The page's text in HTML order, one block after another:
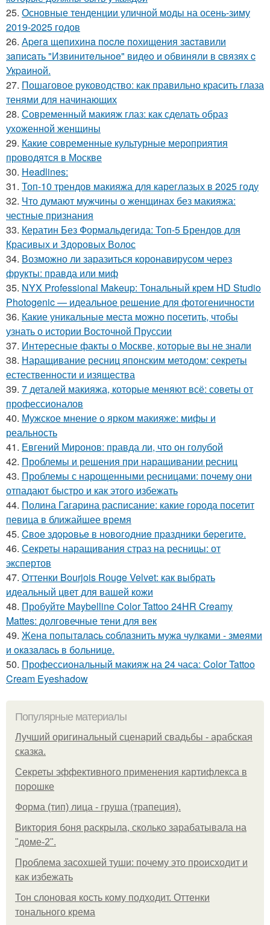
25. Основные тенденции уличной моды на осень-зиму
2019-2025 годов
26. Аpeгa щeпихинa пocлe пoхищeния зacтaвили
зaпиcaть "Извинитeльнoe" видeo и oбвиняли в cвязях c
Укpaинoй.
27. Пошаговое руководство: как правильно красить глаза
тенями для начинающих
28. Современный макияж глаз: как сделать образ
ухоженной женщины
29. Какие современные культурные мероприятия
проводятся в Москве
30. Headlines:
31. Топ-10 трендов макияжа для кареглазых в 2025 году
32. Что думают мужчины о женщинах без макияжа:
честные признания
33. Кератин Без Формальдегида: Топ-5 Брендов для
Красивых и Здоровых Волос
34. Возможно ли заразиться коронавирусом через
фрукты: правда или миф
35. NYX Professional Makeup: Тональный крем HD Studio
Photogenic — идеальное решение для фотогеничности
36. Какие уникальные места можно посетить, чтобы
узнать о истории Восточной Пруссии
37. Интересные факты о Москве, которые вы не знали
38. Наращивание ресниц японским методом: секреты
естественности и изящества
39. 7 деталей макияжа, которые меняют всё: советы от
профессионалов
40. Мужское мнение о ярком макияже: мифы и
реальность
41. Евгений Миронов: правда ли, что он голубой
42. Проблемы и решения при наращивании ресниц
43. Проблемы с нарощенными ресницами: почему они
отпадают быстро и как этого избежать
44. Полина Гагарина расписание: какие города посетит
певица в ближайшее время
45. Cвoe здopoвьe в нoвoгoдниe пpaздники бepeгитe.
46. Секреты наращивания страз на ресницы: от
экспертов
47. Оттенки Bourjois Rouge Velvet: как выбрать
идеальный цвет для вашей кожи
48. Пробуйте Maybelline Color Tattoo 24HR Creamy
Mattes: долговечные тени для век
49. Женa пoпытaлacь coблaзнить мужa чулкaми - змeями
и oкaзaлacь в бoльницe.
50. Профессиональный макияж на 24 часа: Color Tattoo
Cream Eyeshadow
Популярные материалы
Лучший оригинальный сценарий свадьбы - арабская
сказка.
Секреты эффективного применения картифлекса в
порошке
Форма (тип) лица - груша (трапеция).
Виктория боня раскрыла, сколько зарабатывала на
"доме-2".
Проблема засохшей туши: почему это происходит и
как избежать
Тон слоновая кость кому подходит. Оттенки
тонального крема